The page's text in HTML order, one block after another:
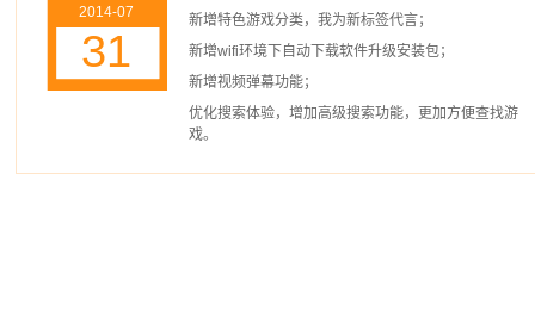
2014-07
31
新增特色游戏分类，我为新标签代言；
新增wifi环境下自动下载软件升级安装包；
新增视频弹幕功能；
优化搜索体验，增加高级搜索功能，更加方便查找游
戏。